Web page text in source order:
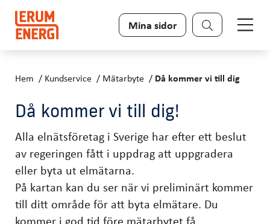
Sök
Mina sidor
Hem Kundservice Mätarbyte Då kommer vi till dig
Då kommer vi till dig!
Alla elnätsföretag i Sverige har efter ett beslut
av regeringen fått i uppdrag att uppgradera
eller byta ut elmätarna.
På kartan kan du ser när vi preliminärt kommer
till ditt område för att byta elmätare. Du
kommer i god tid före mätarbytet få